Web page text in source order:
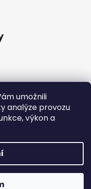
umožnili
analýze provozu
výkon a
objednávky, které
korunách. Při
chybu a nelze
Moc Vám
údajů |
|
. Všechna práva